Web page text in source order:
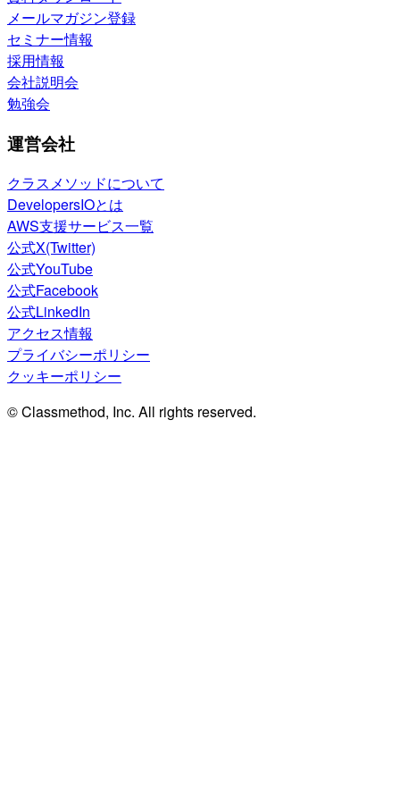
メールマガジン登録
セミナー情報
採用情報
会社説明会
勉強会
運営会社
クラスメソッドについて
DevelopersIOとは
AWS支援サービス一覧
公式X(Twitter)
公式YouTube
公式Facebook
公式LinkedIn
アクセス情報
プライバシーポリシー
クッキーポリシー
© Classmethod, Inc. All rights reserved.